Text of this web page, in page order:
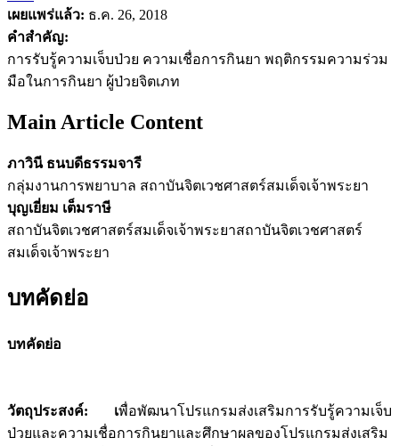
เผยแพร่แล้ว: ธ.ค. 26, 2018
คำสำคัญ:
การรับรู้ความเจ็บป่วย ความเชื่อการกินยา พฤติกรรมความร่วม
มือในการกินยา ผู้ป่วยจิตเภท
Main Article Content
ภาวินี ธนบดีธรรมจารี
กลุ่มงานการพยาบาล สถาบันจิตเวชศาสตร์สมเด็จเจ้าพระยา
บุญเยี่ยม เต็มราษี
สถาบันจิตเวชศาสตร์สมเด็จเจ้าพระยาสถาบันจิตเวชศาสตร์
สมเด็จเจ้าพระยา
บทคัดย่อ
บทคัดย่อ
วัตถุประสงค์: เพื่อพัฒนาโปรแกรมส่งเสริมการรับรู้ความเจ็บ
ป่วยและความเชื่อการกินยาและศึกษาผลของโปรแกรมส่งเสริม